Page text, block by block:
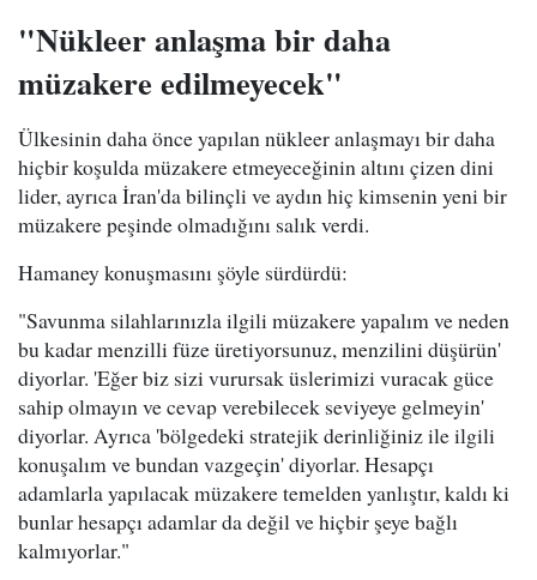
"Nükleer anlaşma bir daha
müzakere edilmeyecek"
Ülkesinin daha önce yapılan nükleer anlaşmayı bir daha
hiçbir koşulda müzakere etmeyeceğinin altını çizen dini
lider, ayrıca İran'da bilinçli ve aydın hiç kimsenin yeni bir
müzakere peşinde olmadığını salık verdi.
Hamaney konuşmasını şöyle sürdürdü:
"Savunma silahlarınızla ilgili müzakere yapalım ve neden
bu kadar menzilli füze üretiyorsunuz, menzilini düşürün'
diyorlar. 'Eğer biz sizi vurursak üslerimizi vuracak güce
sahip olmayın ve cevap verebilecek seviyeye gelmeyin'
diyorlar. Ayrıca 'bölgedeki stratejik derinliğiniz ile ilgili
konuşalım ve bundan vazgeçin' diyorlar. Hesapçı
adamlarla yapılacak müzakere temelden yanlıştır, kaldı ki
bunlar hesapçı adamlar da değil ve hiçbir şeye bağlı
kalmıyorlar."